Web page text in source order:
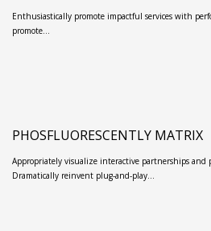
Enthusiastically promote impactful services with
promote…
PHOSFLUORESCENTLY MATRIX
Appropriately visualize interactive partnerships and
Dramatically reinvent plug-and-play…